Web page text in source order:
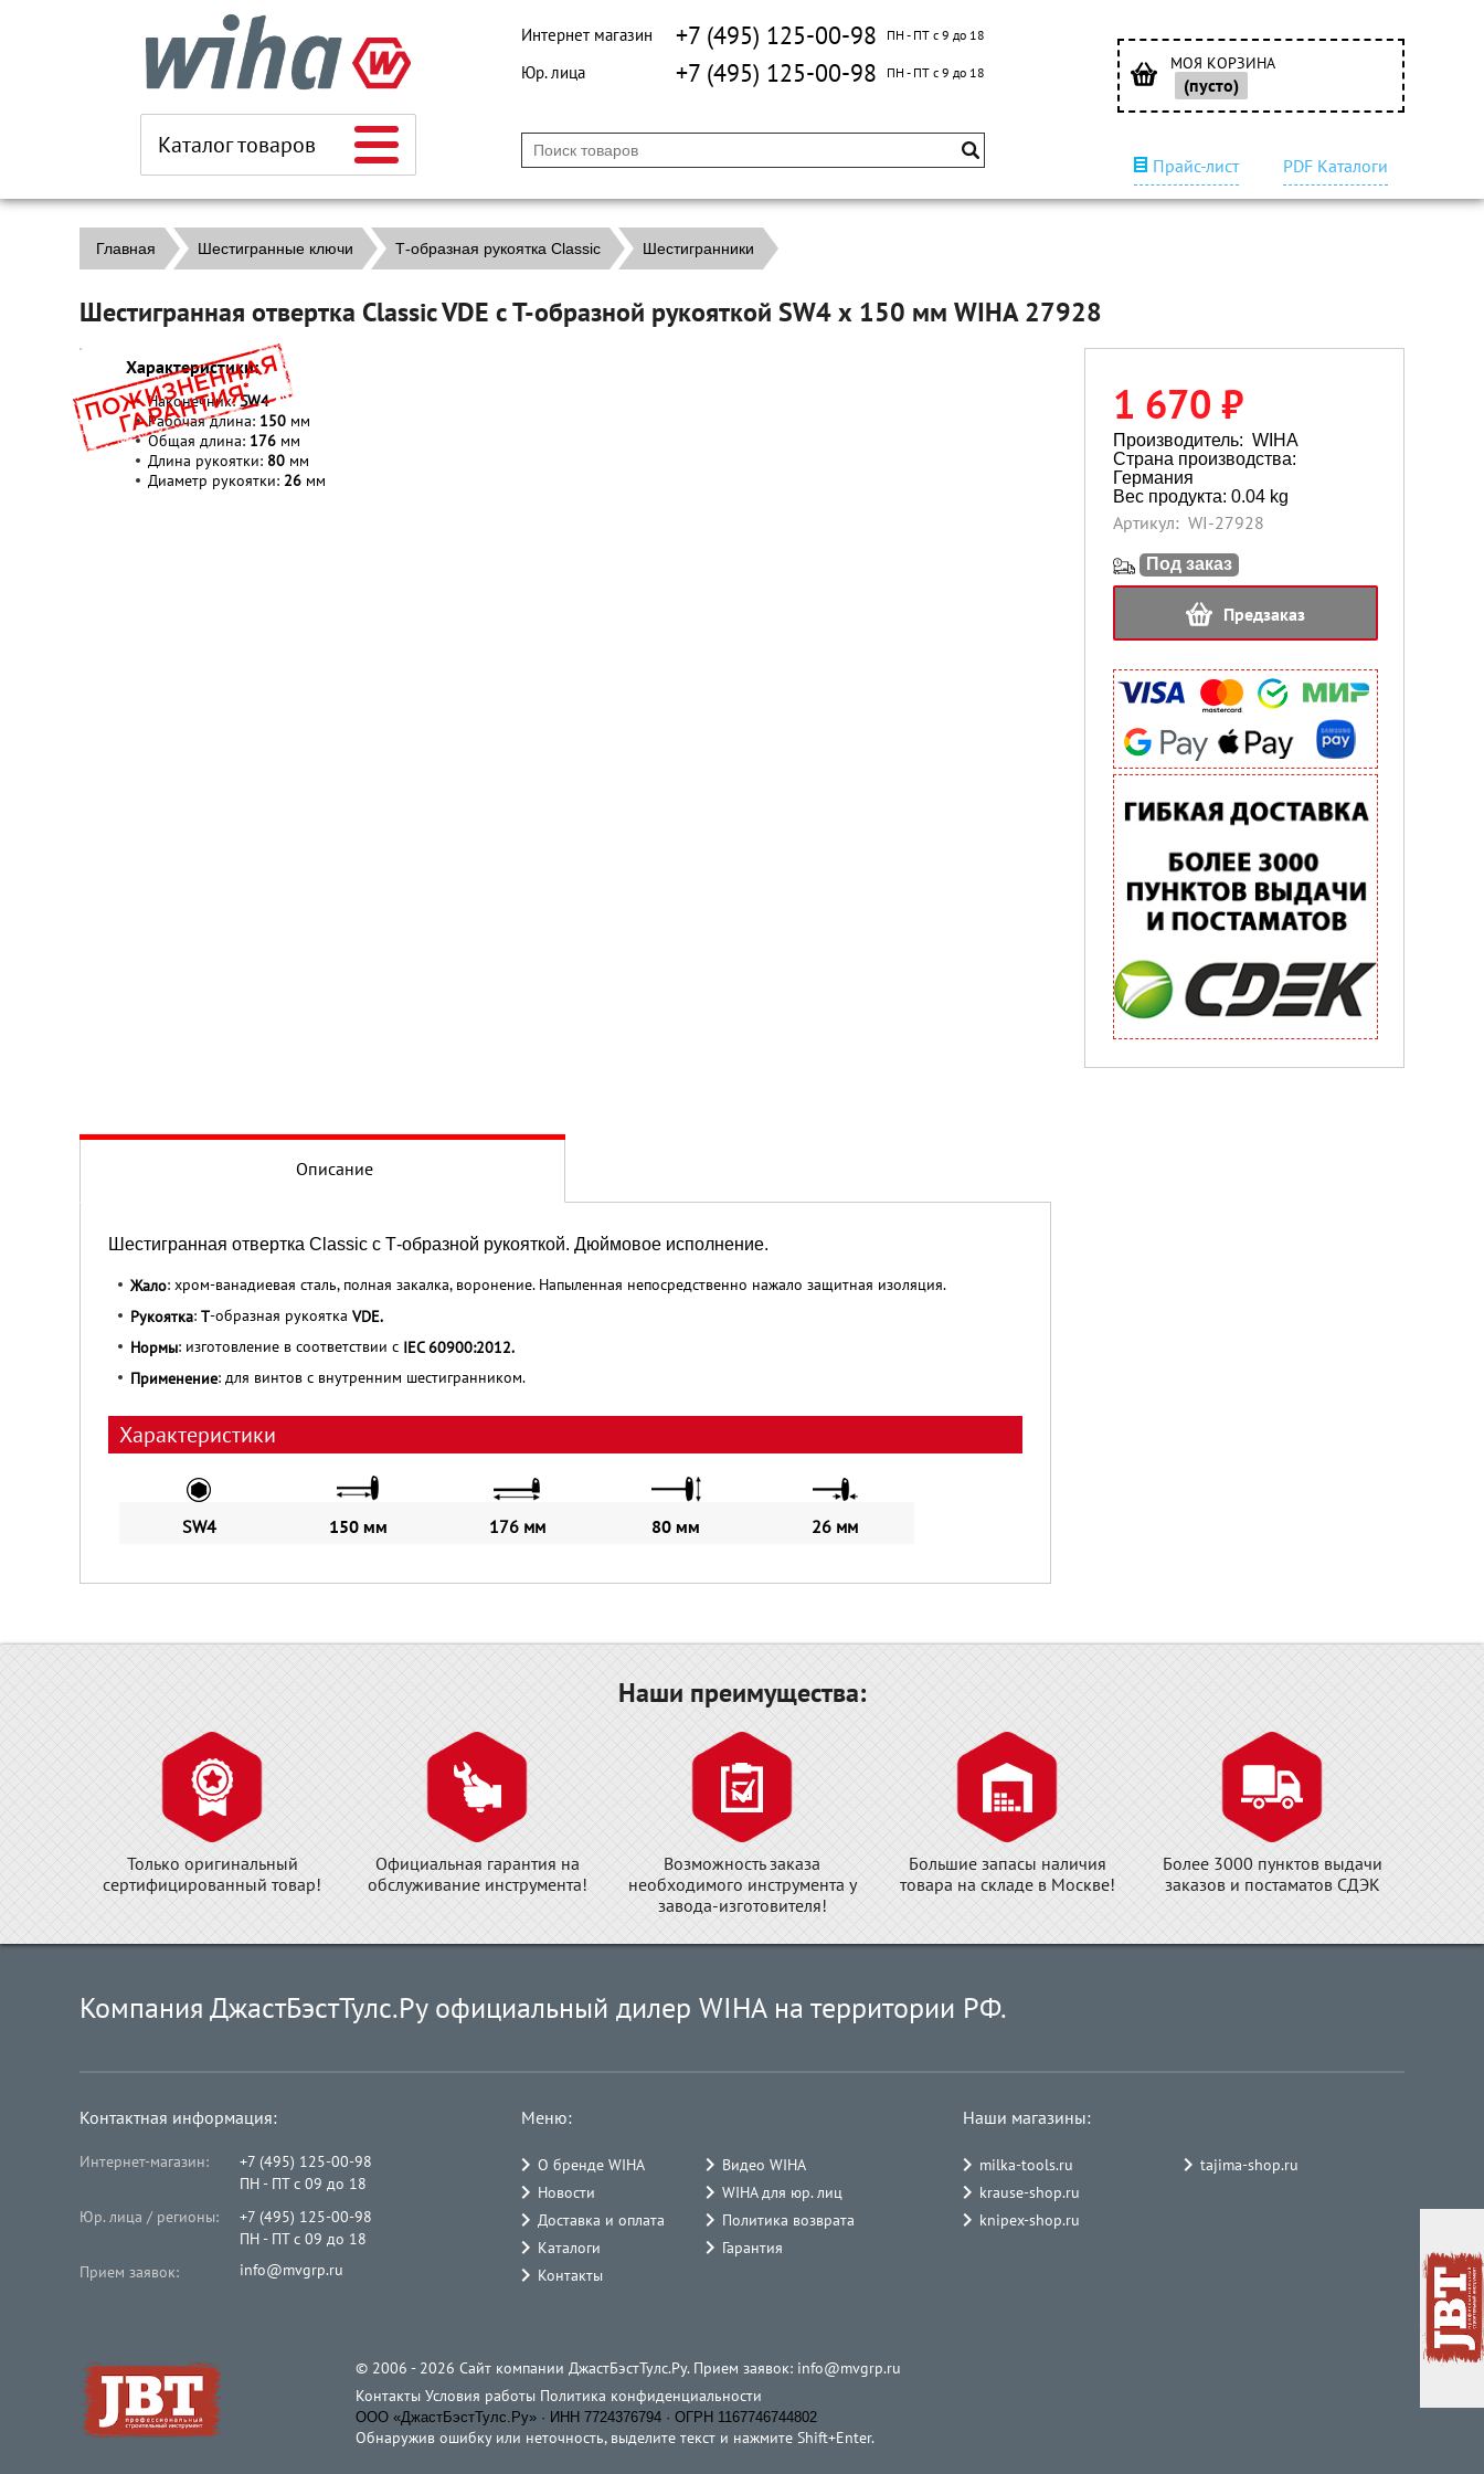
Каталог товаров
Интернет магазин +7 (495) 125-00-98 ПН - ПТ с 9 до 18
Юр. лица +7 (495) 125-00-98 ПН - ПТ с 9 до 18 МОЯ КОРЗИНА
(пусто)
Прайс-лист PDF Каталоги
Главная Шестигранные ключи Т-образная рукоятка Classic Шестигранники
Шестигранная отвертка Classic VDE с Т-образной рукояткой SW4 х 150 мм WIHA 27928
Характеристики:
Наконечник:SW4
Рабочая длина: 150 мм
Общая длина: 176 мм
Длина рукоятки: 80 мм
Диаметр рукоятки: 26 мм
1 670 ₽
Производитель: WIHA
Страна производства:
Германия
Вес продукта: 0.04 kg
Артикул: WI-27928
Под заказ
Предзаказ
Описание
Шестигранная отвертка Classic с Т-образной рукояткой. Дюймовое исполнение.
Жало: хром-ванадиевая сталь, полная закалка, воронение. Напыленная непосредственно нажало защитная изоляция.
Рукоятка: Т-образная рукоятка VDE.
Нормы: изготовление в соответствии с IEC 60900:2012.
Применение: для винтов с внутренним шестигранником.
Характеристики
SW4 150 мм 176 мм 80 мм 26 мм
Наши преимущества:
Только оригинальный
сертифицированный товар!
Официальная гарантия на
обслуживание инструмента!
Возможность заказа
необходимого инструмента у
завода-изготовителя!
Большие запасы наличия
товара на складе в Москве!
Более 3000 пунктов выдачи
заказов и постаматов СДЭК
Компания ДжастБэстТулс.Ру официальный дилер WIHA на территории РФ.
Контактная информация:
Интернет-магазин:
+7 (495) 125-00-98
ПН - ПТ с 09 до 18
Юр. лица / регионы:
+7 (495) 125-00-98
ПН - ПТ с 09 до 18
Прием заявок:
info@mvgrp.ru
Меню:
О бренде WIHA
Новости
Доставка и оплата
Каталоги
Контакты
Видео WIHA
WIHA для юр. лиц
Политика возврата
Гарантия
Наши магазины:
milka-tools.ru
krause-shop.ru
knipex-shop.ru
tajima-shop.ru
© 2006 - 2026 Cайт компании ДжастБэстТулс.Ру. Прием заявок: info@mvgrp.ru
Контакты Условия работы Политика конфиденциальности
ООО «ДжастБэстТулс.Ру» · ИНН 7724376794 · ОГРН 1167746744802
Обнаружив ошибку или неточность, выделите текст и нажмите Shift+Enter.